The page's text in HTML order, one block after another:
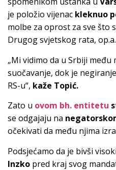
je položio vijenac kleknuo
molbe za oprost za sve što
Drugog svjetskog rata,
„Mi vidimo da u Srbiji među
suočavanje, dok je
RS-u“, kaže Topić.
Zato u ovom bh. entitetu
se odgajaju na
očekivati da među njima
Podsjećamo da je bivši
Inzko pred kraj svog